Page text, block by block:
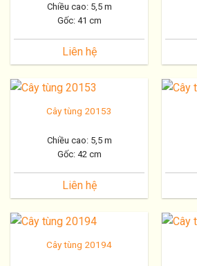
Chiều cao: 5,5 m
Gốc: 41 cm
Liên hệ
Cây tùng 20153
Chiều cao: 5,5 m
Gốc: 42 cm
Liên hệ
Cây tùng 20194